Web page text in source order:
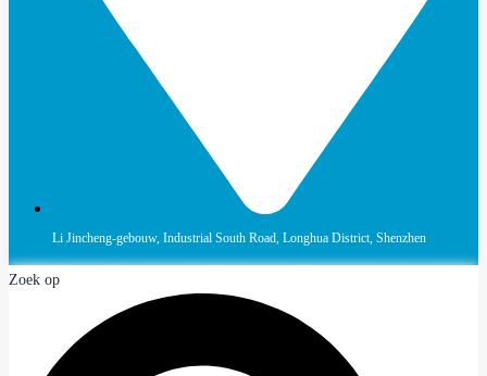
Li Jincheng-gebouw, Industrial South Road, Longhua District, Shenzhen
Zoek op